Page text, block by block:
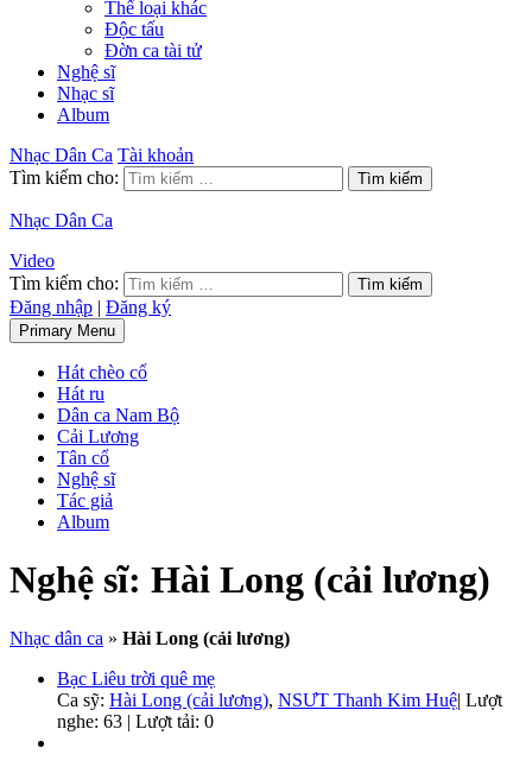
Thể loại khác
Độc tấu
Đờn ca tài tử
Nghệ sĩ
Nhạc sĩ
Album
Nhạc Dân Ca Tài khoản
Tìm kiếm cho:
Nhạc Dân Ca
Video
Tìm kiếm cho:
Đăng nhập | Đăng ký
Primary Menu
Hát chèo cổ
Hát ru
Dân ca Nam Bộ
Cải Lương
Tân cổ
Nghệ sĩ
Tác giả
Album
Nghệ sĩ: Hài Long (cải lương)
Nhạc dân ca » Hài Long (cải lương)
Bạc Liêu trời quê mẹ
Ca sỹ: Hài Long (cải lương), NSƯT Thanh Kim Huệ| Lượt
nghe: 63 | Lượt tải: 0